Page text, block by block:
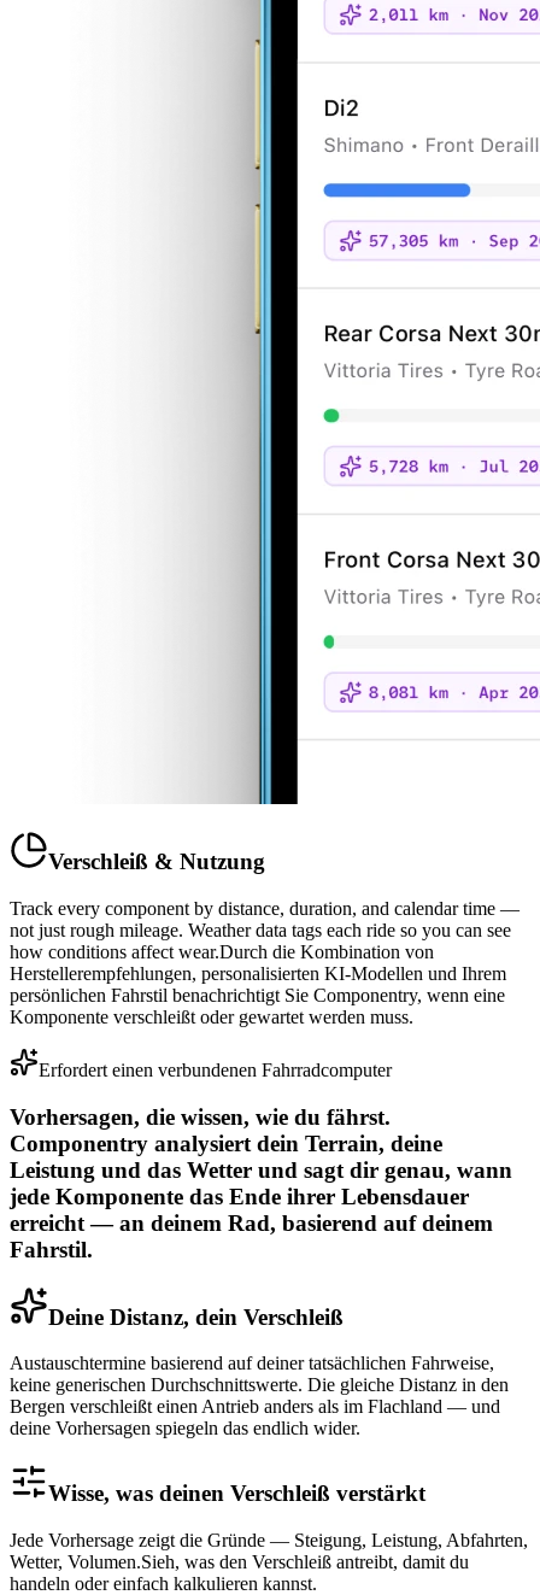
Verschleiß & Nutzung
Track every component by distance, duration, and calendar time —
not just rough mileage. Weather data tags each ride so you can see
how conditions affect wear.Durch die Kombination von
Herstellerempfehlungen, personalisierten KI-Modellen und Ihrem
persönlichen Fahrstil benachrichtigt Sie Componentry, wenn eine
Komponente verschleißt oder gewartet werden muss.
Erfordert einen verbundenen Fahrradcomputer
Vorhersagen, die wissen, wie du fährst.
Componentry analysiert dein Terrain, deine
Leistung und das Wetter und sagt dir genau, wann
jede Komponente das Ende ihrer Lebensdauer
erreicht — an deinem Rad, basierend auf deinem
Fahrstil.
Deine Distanz, dein Verschleiß
Austauschtermine basierend auf deiner tatsächlichen Fahrweise,
keine generischen Durchschnittswerte. Die gleiche Distanz in den
Bergen verschleißt einen Antrieb anders als im Flachland — und
deine Vorhersagen spiegeln das endlich wider.
Wisse, was deinen Verschleiß verstärkt
Jede Vorhersage zeigt die Gründe — Steigung, Leistung, Abfahrten,
Wetter, Volumen.Sieh, was den Verschleiß antreibt, damit du
handeln oder einfach kalkulieren kannst.